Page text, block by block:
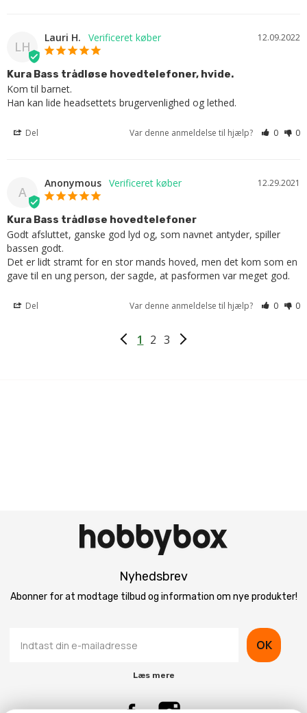
LH
12.09.2022
Lauri H.
Kura Bass trådløse hovedtelefoner, hvide.
Kom til barnet.
Han kan lide headsettets brugervenlighed og lethed.
Del Var denne anmeldelse til hjælp? 0 0
A
12.29.2021
Anonymous
Kura Bass trådløse hovedtelefoner
Godt afsluttet, ganske god lyd og, som navnet antyder, spiller
bassen godt.
Det er lidt stramt for en stor mands hoved, men det kom som en
gave til en ung person, der sagde, at pasformen var meget god.
Del Var denne anmeldelse til hjælp? 0 0
1 2 3
Nyhedsbrev
Abonner for at modtage tilbud og information om nye produkter!
OK
Læs mere